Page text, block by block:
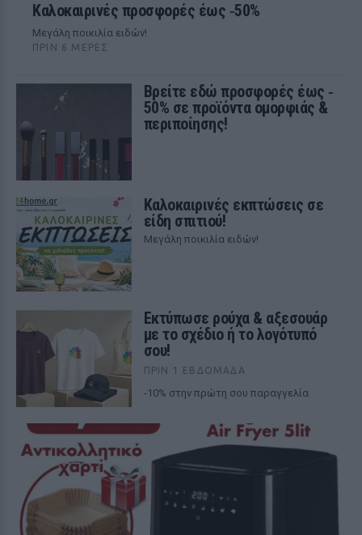
Kαλοκαιρινές προσφορές έως ‑50%
Μεγάλη ποικιλία ειδών!
ΠΡΙΝ 6 ΜΈΡΕΣ
Βρείτε εδώ προσφορές έως ‑
50% σε προϊόντα ομορφιάς &
περιποίησης!
Καλοκαιρινές εκπτώσεις σε
είδη σπιτιού!
Μεγάλη ποικιλία ειδών!
Εκτύπωσε ρούχα & αξεσουάρ
με το σχέδιο ή το λογότυπό
σου!
ΠΡΙΝ 1 ΕΒΔΟΜΆΔΑ
-10% στην πρώτη σου παραγγελία